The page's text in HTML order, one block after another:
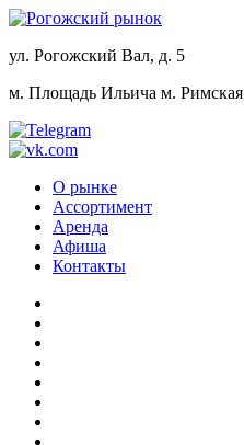
ул. Рогожский Вал, д. 5
м. Площадь Ильича м. Римская
О рынке
Ассортимент
Аренда
Афиша
Контакты